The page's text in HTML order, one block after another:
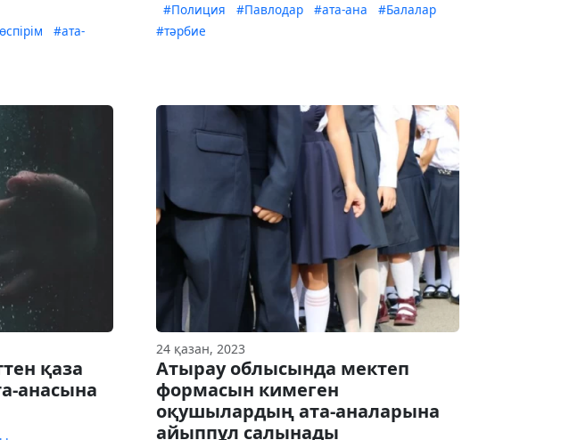
#ата-
#Полиция #Павлодар #ата-ана
#Балалар
#тәрбие
қаза
анасына
24 қазан, 2023
Атырау облысында мектеп
формасын кимеген
оқушылардың ата-аналарына
айыппұл салынады